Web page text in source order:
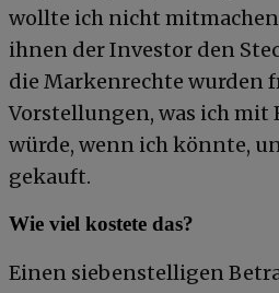
wollte ich nicht
ihnen der Investor den
die Markenrechte wurden
Vorstellungen, was ich mit
würde, wenn ich könnte,
gekauft.
Wie viel kostete das?
Einen siebenstelligen